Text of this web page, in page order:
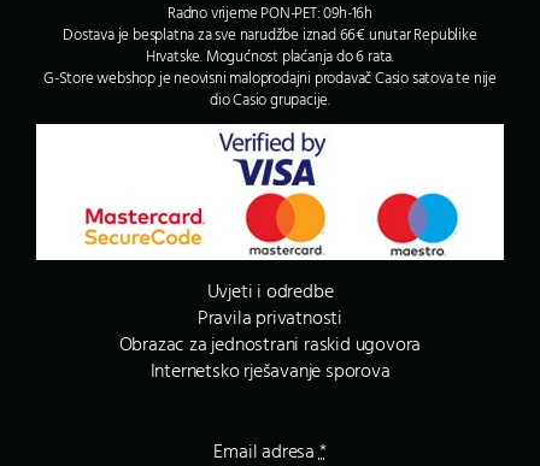
Radno vrijeme PON-PET: 09h-16h
Dostava je besplatna za sve narudžbe iznad 66€ unutar Republike
Hrvatske. Mogućnost plaćanja do 6 rata.
G-Store webshop je neovisni maloprodajni prodavač Casio satova te nije
dio Casio grupacije.
Uvjeti i odredbe
Pravila privatnosti
Obrazac za jednostrani raskid ugovora
Internetsko rješavanje sporova
Email adresa*